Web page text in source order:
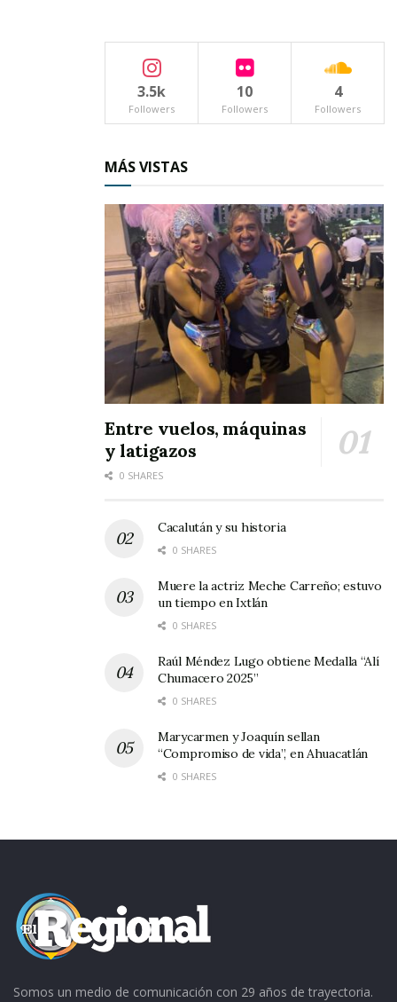
Las autoridades locales subrayaron la
importancia de esta acción, reafirmando su
propósito de mantener la fluidez y seguridad en
el tránsito vehicular entre los municipios de
Ahuacatlán y Amatlán de Cañas.
Con este esfuerzo coordinado, Ahuacatlán
demuestra su dedicación a superar los desafíos
naturales y salvaguardar la vida y el bienestar
La labor incansable de las brigadas de limpieza
es un testimonio de la unidad y la
determinación de los habitantes de esta región
para enfrentar y superar las adversidades que
se presenten en su camino.
Servicio Públicos Municipales
3.5k
Followers
10
Followers
4
Followers
MÁS VISTAS
Entre vuelos, máquinas
y latigazos
0 SHARES
Cacalután y su historia
0 SHARES
Muere la actriz Meche Carreño; estuvo
un tiempo en Ixtlán
0 SHARES
Raúl Méndez Lugo obtiene Medalla “Alí
Chumacero 2025”
0 SHARES
Marycarmen y Joaquín sellan
“Compromiso de vida”, en Ahuacatlán
0 SHARES
Somos un medio de comunicación con 29 años de trayectoria.